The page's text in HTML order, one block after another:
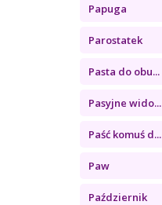
Papuga
Parostatek
Pasta do obu...
Pasyjne wido...
Paść komuś d...
Paw
Październik